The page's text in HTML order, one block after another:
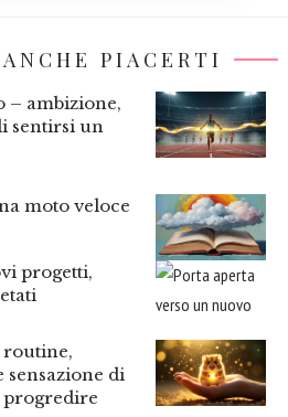
PIACERTI
– ambizione,
sentirsi un
moto veloce
progetti,
routine,
sensazione di
progredire